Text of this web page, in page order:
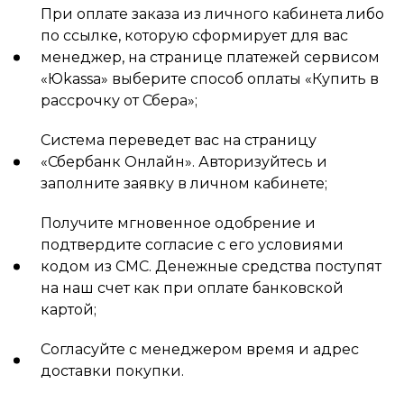
При оплате заказа из личного кабинета либо
по ссылке, которую сформирует для вас
менеджер, на странице платежей сервисом
«Юkassa» выберите способ оплаты «Купить в
рассрочку от Сбера»;
Система переведет вас на страницу
«Сбербанк Онлайн». Авторизуйтесь и
заполните заявку в личном кабинете;
Получите мгновенное одобрение и
подтвердите согласие с его условиями
кодом из СМС. Денежные средства поступят
на наш счет как при оплате банковской
картой;
Согласуйте с менеджером время и адрес
доставки покупки.